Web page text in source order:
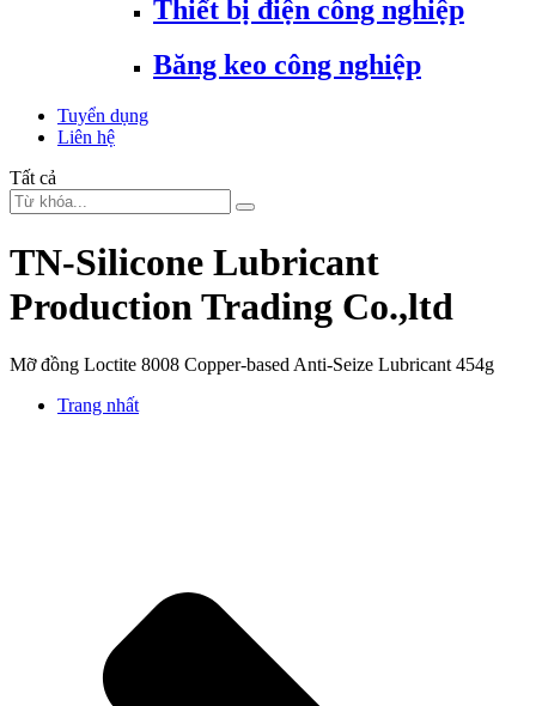
Thiết bị điện công nghiệp
Băng keo công nghiệp
Tuyển dụng
Liên hệ
Tất cả
TN-Silicone Lubricant
Production Trading Co.,ltd
Mỡ đồng Loctite 8008 Copper-based Anti-Seize Lubricant 454g
Trang nhất